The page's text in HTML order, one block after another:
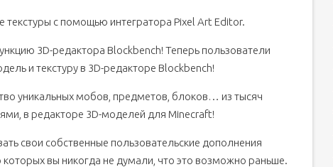
с помощью интегратора Pixel Art Editor.
3D-редактора Blockbench! Теперь пользователи
и текстуру в 3D-редакторе Blockbench!
уникальных мобов, предметов, блоков… из тысяч
в редакторе 3D-моделей для Minecraft!
свои собственные пользовательские дополнения
вы никогда не думали, что это возможно раньше.